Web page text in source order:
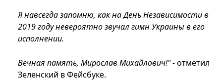
Я навсегда запомню, как на День Независимости в
2019 году невероятно звучал гимн Украины в его
исполнении.
Вечная память, Мирослав Михайлович!"- отметил
Зеленский в Фейсбуке.